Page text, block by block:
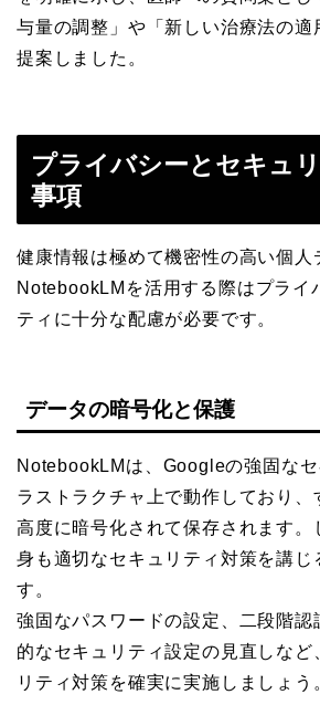
与量の調整」や「新しい治療法の適
提案しました。
プライバシーとセキュ
事項
健康情報は極めて機密性の高い個人
NotebookLMを活用する際はプライ
ティに十分な配慮が必要です。
データの暗号化と保護
NotebookLMは、Googleの強固な
ラストラクチャ上で動作しており、
高度に暗号化されて保存されます。
身も適切なセキュリティ対策を講じ
す。
強固なパスワードの設定、二段階認
的なセキュリティ設定の見直しなど
リティ対策を確実に実施しましょう